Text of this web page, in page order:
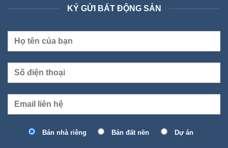
KÝ GỬI BẤT ĐỘNG SẢN
Bán nhà riêng Bán đất nền Dự án